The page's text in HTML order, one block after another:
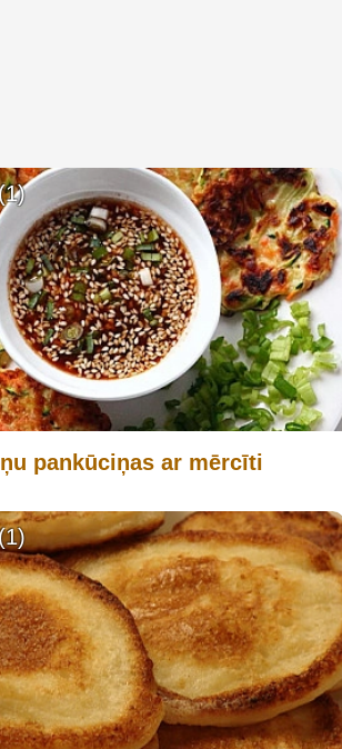
pankūciņas ar mērcīti